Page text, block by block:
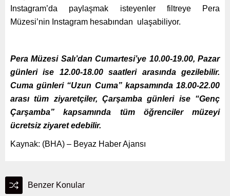
Instagram’da paylaşmak isteyenler filtreye Pera
Müzesi’nin Instagram hesabından ulaşabiliyor.
Pera Müzesi Salı’dan Cumartesi’ye 10.00-19.00, Pazar
günleri ise 12.00-18.00 saatleri arasında gezilebilir.
Cuma günleri “Uzun Cuma” kapsamında 18.00-22.00
arası tüm ziyaretçiler, Çarşamba günleri ise “Genç
Çarşamba” kapsamında tüm öğrenciler müzeyi
ücretsiz ziyaret edebilir.
Kaynak: (BHA) – Beyaz Haber Ajansı
Benzer Konular